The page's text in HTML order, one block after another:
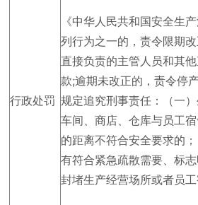
行政处罚
《中华人民共和国安全生
列行为之一的，责令限期
直接负责的主管人员和其
款;逾期未改正的，责令停
规定追究刑事责任：（一
车间、商店、仓库与员工
的距离不符合安全要求的
有符合紧急疏散需要、标
封堵生产经营场所或者员